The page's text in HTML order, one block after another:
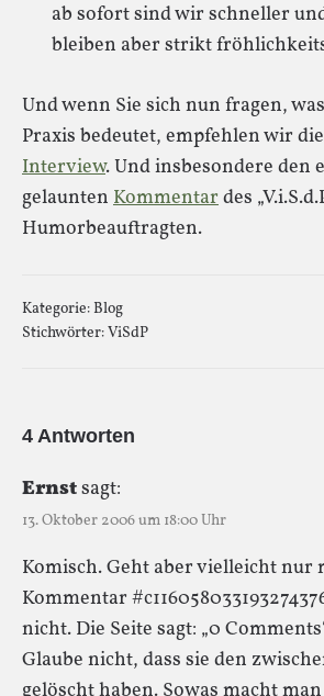
ab sofort sind wir schneller
bleiben aber strikt
Und wenn Sie sich nun fragen,
Praxis bedeutet, empfehlen wir
Interview. Und insbesondere den
gelaunten Kommentardes
Humorbeauftragten.
Kategorie:Blog
Stichwörter:ViSdP
4 Antworten
Ernstsagt:
13. Oktober 2006 um 18:00 Uhr
Komisch. Geht aber vielleicht nur
Kommentar
nicht. Die Seite sagt: „0
Glaube nicht, dass sie den